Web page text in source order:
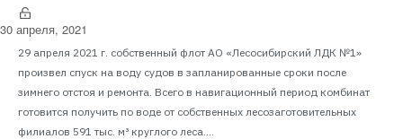
30 апреля, 2021
29 апреля 2021 г. собственный флот АО «Лесосибирский ЛДК №1»
произвел спуск на воду судов в запланированные сроки после
зимнего отстоя и ремонта. Всего в навигационный период комбинат
готовится получить по воде от собственных лесозаготовительных
филиалов 591 тыс. м³ круглого леса....